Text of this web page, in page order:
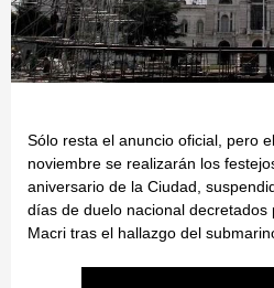
Sólo resta el anuncio oficial, pero
noviembre se realizarán los
aniversario de la Ciudad,
días de duelo nacional
Macri tras el hallazgo del